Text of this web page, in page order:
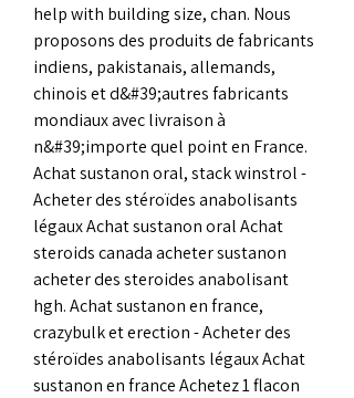
help with building size, chan. Nous
proposons des produits de fabricants
indiens, pakistanais, allemands,
chinois et d&#39;autres fabricants
mondiaux avec livraison à
n&#39;importe quel point en France.
Achat sustanon oral, stack winstrol -
Acheter des stéroïdes anabolisants
légaux Achat sustanon oral Achat
steroids canada acheter sustanon
acheter des steroides anabolisant
hgh. Achat sustanon en france,
crazybulk et erection - Acheter des
stéroïdes anabolisants légaux Achat
sustanon en france Achetez 1 flacon